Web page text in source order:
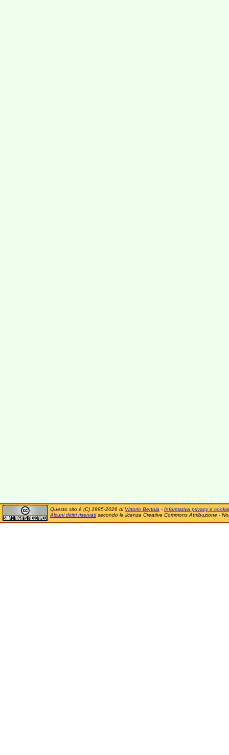
Questo sito è (C) 1995-2026 di Vittorio Bertola - Informativa privacy e cookie
Alcuni diritti riservatisecondo la licenza Creative Commons Attribuzione -